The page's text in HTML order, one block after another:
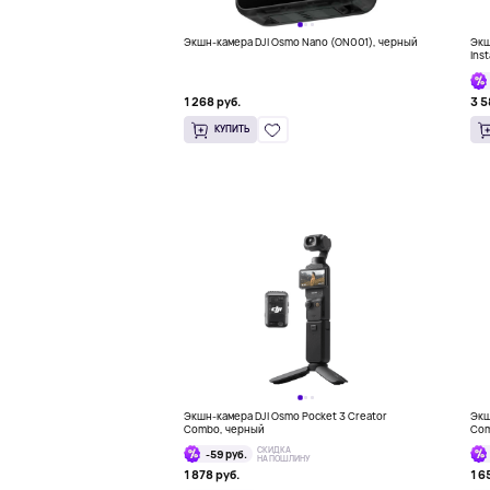
Экшн-камера DJI Osmo Nano (ON001), черный
1 268 руб.
КУПИТЬ
3
Экшн-камера DJI Osmo Pocket 3 Creator
Combo, черный
-59 руб.
СКИДКА
НА ПОШЛИНУ
1 878 руб.
Экшн-
1